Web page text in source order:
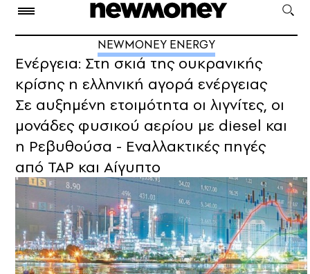
NEWMONEY ENERGY
Ενέργεια: Στη σκιά της ουκρανικής
κρίσης η ελληνική αγορά ενέργειας
Σε αυξημένη ετοιμότητα οι λιγνίτες, οι
μονάδες φυσικού αερίου με diesel και
η Ρεβυθούσα - Εναλλακτικές πηγές
από TAP και Αίγυπτο